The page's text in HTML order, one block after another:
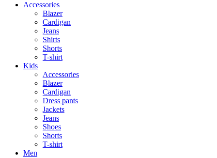
Accessories
Blazer
Cardigan
Jeans
Shirts
Shorts
T-shirt
Kids
Accessories
Blazer
Cardigan
Dress pants
Jackets
Jeans
Shoes
Shorts
T-shirt
Men